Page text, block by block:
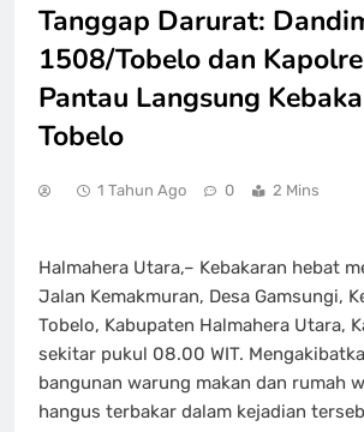
Tanggap Darurat:
1508/Tobelo dan
Pantau Langsung
Tobelo
1 Tahun Ago 0 2 Mins
Halmahera Utara,– Kebakaran hebat
Jalan Kemakmuran, Desa Gamsungi,
Tobelo, Kabupaten Halmahera Utara,
sekitar pukul 08.00 WIT.
bangunan warung makan dan rumah
hangus terbakar dalam kejadian